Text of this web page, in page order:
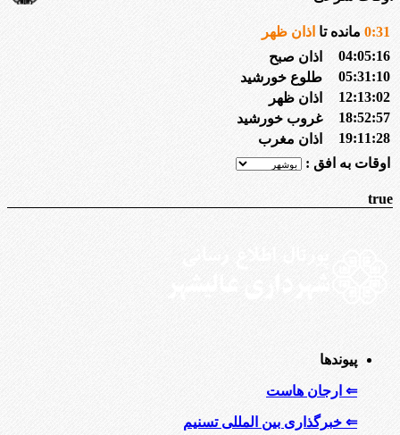
0:31 مانده تا اذان ظهر
04:05:16
اذان صبح
05:31:10
طلوع خورشید
12:13:02
اذان ظهر
18:52:57
غروب خورشید
19:11:28
اذان مغرب
اوقات به افق :
true
پیوندها
⇐ ارجان هاست
⇐ خبرگذاری بین المللی تسنیم